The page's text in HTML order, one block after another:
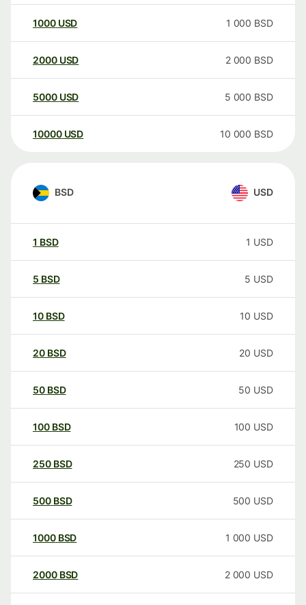
1000 USD 1 000 BSD
2000 USD 2 000 BSD
5000 USD 5 000 BSD
10000 USD 10 000 BSD
BSD USD
1 BSD 1 USD
5 BSD 5 USD
10 BSD 10 USD
20 BSD 20 USD
50 BSD 50 USD
100 BSD 100 USD
250 BSD 250 USD
500 BSD 500 USD
1000 BSD 1 000 USD
2000 BSD 2 000 USD